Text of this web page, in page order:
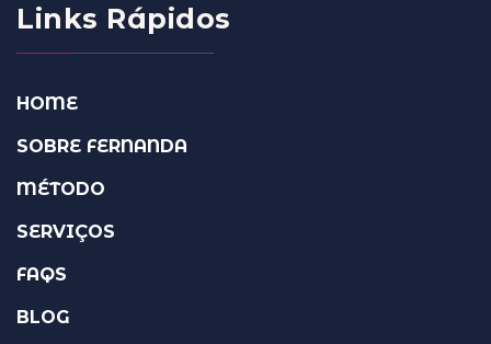
Links Rápidos
HOME
SOBRE FERNANDA
MÉTODO
SERVIÇOS
FAQS
BLOG